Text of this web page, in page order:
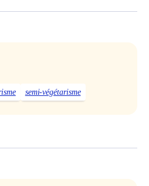
semi-végétarisme